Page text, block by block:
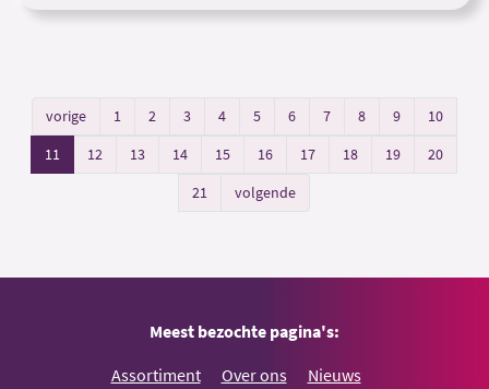
vorige 1 2 3 4 5 6 7 8 9
10
11
12 13 14 15 16 17 18 19
20
21
volgende
Meest bezochte pagina's:
Assortiment Over ons
Nieuws